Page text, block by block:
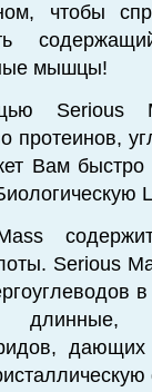
чтобы
мышцы!
Serious
протеинов,
Вам
Serious
длинные,